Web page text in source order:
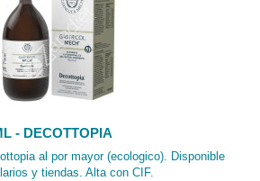
- DECOTTOPIA
al por mayor (ecologico). Disponible
y tiendas. Alta con CIF.